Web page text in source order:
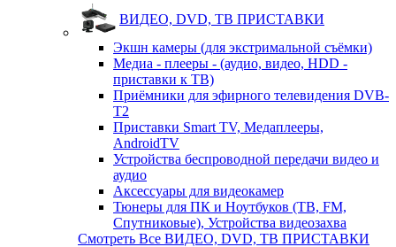
ВИДЕО, DVD, ТВ ПРИСТАВКИ
Экшн камеры (для экстримальной съёмки)
Медиа - плееры - (аудио, видео, HDD -
приставки к ТВ)
Приёмники для эфирного телевидения DVB-
T2
Приставки Smart TV, Медаплееры,
AndroidTV
Устройства беспроводной передачи видео и
аудио
Аксессуары для видеокамер
Тюнеры для ПК и Ноутбуков (ТВ, FM,
Спутниковые), Устройства видеозахва
Смотреть Все ВИДЕО, DVD, ТВ ПРИСТАВКИ